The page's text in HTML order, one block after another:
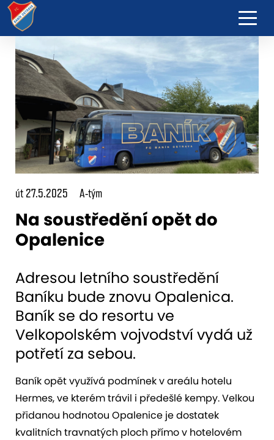
út 27.5.2025 A-tým
Na soustředění opět do
Opalenice
Adresou letního soustředění
Baníku bude znovu Opalenica.
Baník se do resortu ve
Velkopolském vojvodství vydá už
potřetí za sebou.
Baník opět využívá podmínek v areálu hotelu
Hermes, ve kterém trávil i předešlé kempy. Velkou
přidanou hodnotou Opalenice je dostatek
kvalitních travnatých ploch přímo v hotelovém